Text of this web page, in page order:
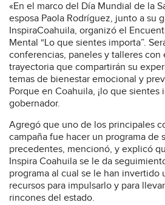
«En el marco del Día Mundial de la
esposa Paola Rodríguez, junto a su
InspiraCoahuila, organizó el
Mental “Lo que sientes importa”.
conferencias, paneles y talleres con
trayectoria que compartirán su
temas de bienestar emocional y
Porque en Coahuila, ¡lo que sientes
gobernador.
Agregó que uno de los principales
campaña fue hacer un programa de
precedentes, mencionó, y explicó
Inspira Coahuila se le da
programa al cual se le han invertido
recursos para impulsarlo y para
rincones del estado.